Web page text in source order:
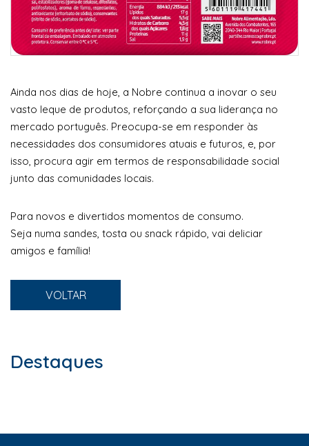
Ainda nos dias de hoje, a Nobre continua a inovar o seu
vasto leque de produtos, reforçando a sua liderança no
mercado português. Preocupa-se em responder às
necessidades dos consumidores atuais e futuros, e, por
isso, procura agir em termos de responsabilidade social
junto das comunidades locais.
Para novos e divertidos momentos de consumo.
Seja numa sandes, tosta ou snack rápido, vai deliciar
amigos e família!
VOLTAR
Destaques